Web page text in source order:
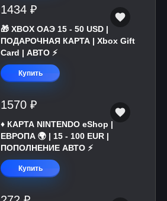
1434 ₽
🎁 XBOX ОАЭ 15 - 50 USD |
ПОДАРОЧНАЯ КАРТА | Xbox Gift
Card | АВТО ⚡
Купить
1570 ₽
♦️ КАРТА NINTENDO eShop |
ЕВРОПА 🌍 | 15 - 100 EUR |
ПОПОЛНЕНИЕ АВТО ⚡
Купить